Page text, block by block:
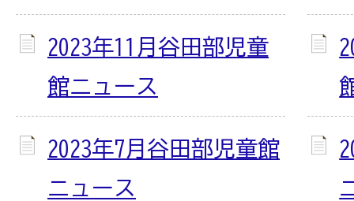
2023年11月谷田部児童
館ニュース
2023年7月谷田部児童館
ニュース